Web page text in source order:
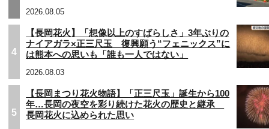
2026.08.05
4
【長岡花火】「想像以上のすばらしさ」3年ぶりの
ナイアガラ×正三尺玉 復興願う“フェニックス”に
は熊本への思いも「誰も一人ではない」
2026.08.03
5
【長岡まつり花火物語】「正三尺玉」誕生から100
年…長岡の夜空を彩り続けた花火の歴史と継承
長岡花火に込められた思い